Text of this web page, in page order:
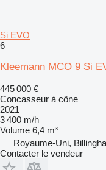
Si EVO
6
Kleemann MCO 9 Si
445 000 €
Concasseur à cône
2021
3 400 m/h
Volume 6,4 m³
Royaume-Uni,
Contacter le vendeur